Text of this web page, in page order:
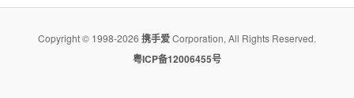
Copyright © 1998-2026 携手爱Corporation, All Rights Reserved.
粤ICP备12006455号